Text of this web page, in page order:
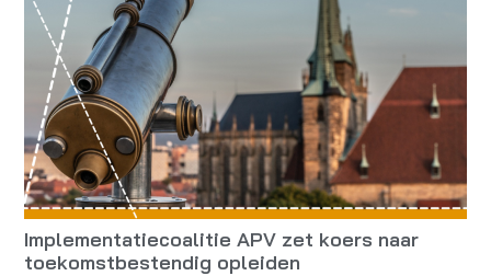
Implementatiecoalitie APV zet koers naar
toekomstbestendig opleiden